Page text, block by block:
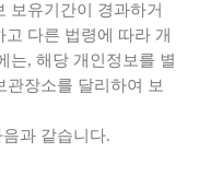
보유기간이 경과하거
다른 법령에 따라 개
는, 해당 개인정보를 별
관장소를 달리하여 보
과 같습니다.